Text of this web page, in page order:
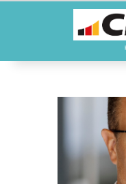
MOIN!
KONTAKT
SPENDEN